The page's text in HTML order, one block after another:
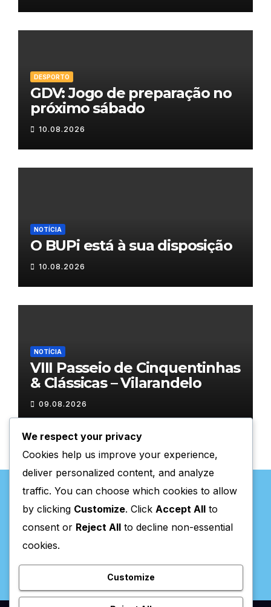
DESPORTO
GDV: Jogo de preparação no
próximo sábado
10.08.2026
NOTÍCIA
O BUPi está à sua disposição
10.08.2026
NOTÍCIA
VIII Passeio de Cinquentinhas
& Clássicas – Vilarandelo
09.08.2026
Valpaços Online
We respect your privacy
Cookies help us improve your experience,
deliver personalized content, and analyze
traffic. You can choose which cookies to allow
by clicking Customize. Click Accept All to
consent or Reject All to decline non-essential
cookies.
Customize